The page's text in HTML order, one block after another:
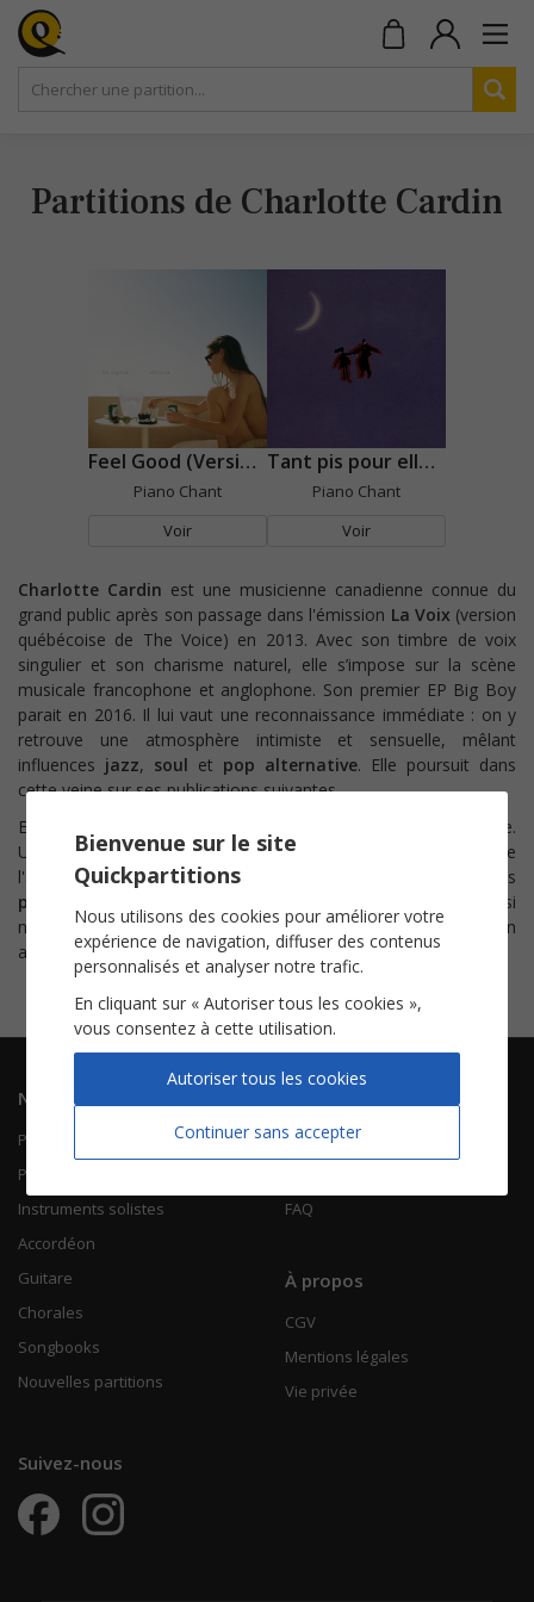
Partitions de Charlotte Cardin
Charlotte Cardin est une musicienne canadienne connue du
grand public après son passage dans l'émission La Voix (version
québécoise de The Voice) en 2013. Avec son timbre de voix
singulier et son charisme naturel, elle s’impose sur la scène
musicale francophone et anglophone. Son premier EP Big Boy
parait en 2016. Il lui vaut une reconnaissance immédiate : on y
retrouve une atmosphère intimiste et sensuelle, mêlant
influences jazz, soul et pop alternative. Elle poursuit dans
cette veine sur ses publications suivantes.
En 2025, le titre
la porte sur le devant de la scène.
Une chanson née "d'un heureux hasard" comme le confie
l'artiste. Nous sommes ravis de vous proposer ici nos
partitions de la version acoustique
du titre ! Découvrez aussi
notre partition du titreTant pis pour elle, en version
acoustique également.
Feel Good (Version acoustique)
Piano Chant
Voir
Tant pis pour elle (version acoustique)
Piano Chant
Voir
Navigation
Piano Chant
Piano Solo
Instruments solistes
Accordéon
Guitare
Chorales
Songbooks
Nouvelles partitions
Contactez-nous
FAQ
À propos
CGV
Mentions légales
Vie privée
Suivez-nous
Bienvenue sur le site
Quickpartitions
Nous utilisons des cookies pour améliorer votre
expérience de navigation, diffuser des contenus
personnalisés et analyser notre trafic.
En cliquant sur « Autoriser tous les cookies »,
vous consentez à cette utilisation.
Continuer sans accepter
Autoriser tous les cookies